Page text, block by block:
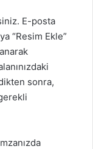
E-posta
“Resim Ekle”
sonra,